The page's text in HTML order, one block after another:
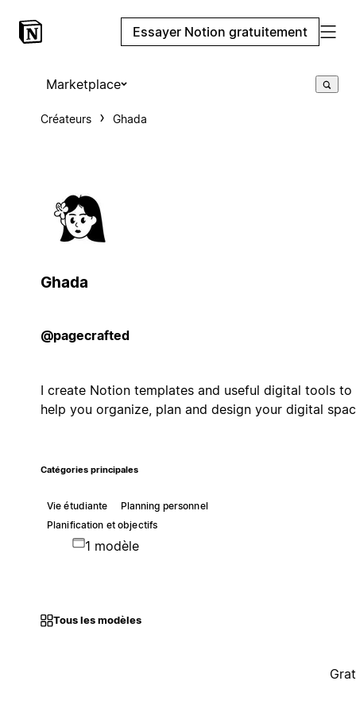
Essayer Notion gratuitement
Marketplace
Créateurs Ghada
Ghada
@pagecrafted
I create Notion templates and useful digital tools to
help you organize, plan and design your digital
Catégories principales
Vie étudiante
Planning personnel
Planification et objectifs
1 modèle
Tous les modèles